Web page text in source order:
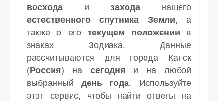
восхода и захода нашего
естественного спутника
Земли, а
также о еготекущем положении в
знаках Зодиака. Данные
рассчитываются для города Канск
(Россия) на сегодня и на любой
выбранный день года. Используйте
этот сервис, чтобы найти ответы на